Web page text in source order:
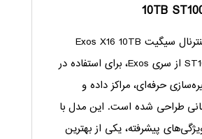
10TB
هارد دیسک اینترنال سیگیت Exos X16 10TB
ST10000NM001G از سری Exos، برای استفاده در
حرفه‌ای، مراکز داده و
طراحی شده است. این مدل با
پیشرفته، یکی از بهترین